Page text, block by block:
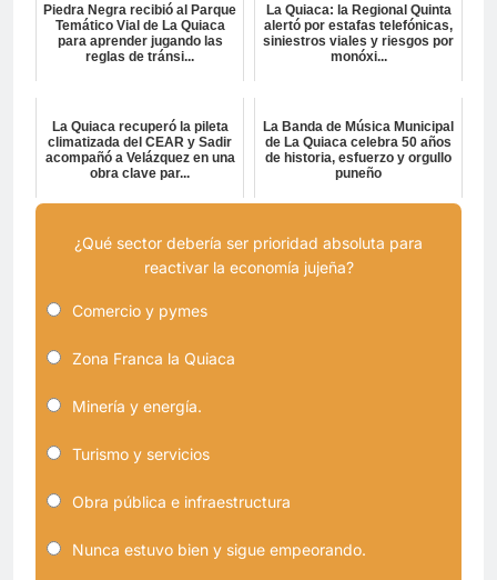
Piedra Negra recibió al Parque
Temático Vial de La Quiaca
para aprender jugando las
reglas de tránsi...
La Quiaca: la Regional Quinta
alertó por estafas telefónicas,
siniestros viales y riesgos por
monóxi...
La Quiaca recuperó la pileta
climatizada del CEAR y Sadir
acompañó a Velázquez en una
obra clave par...
La Banda de Música Municipal
de La Quiaca celebra 50 años
de historia, esfuerzo y orgullo
puneño
¿Qué sector debería ser prioridad absoluta para
reactivar la economía jujeña?
Comercio y pymes
Zona Franca la Quiaca
Minería y energía.
Turismo y servicios
Obra pública e infraestructura
Nunca estuvo bien y sigue empeorando.